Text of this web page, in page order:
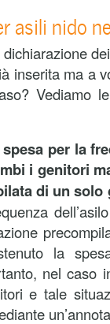
asili
inserita ma a
Vediamo
per la
i genitori
di un
la
nel caso
e tale